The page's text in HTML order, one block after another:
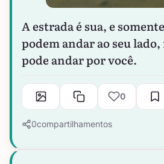
A estrada é sua, e
podem andar ao seu
pode andar por você.
0
0compartilhamentos